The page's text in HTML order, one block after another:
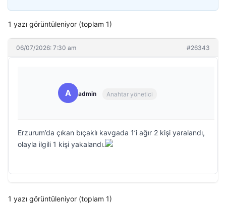
1 yazı görüntüleniyor (toplam 1)
06/07/2026: 7:30 am #26343
A admin Anahtar yönetici
Erzurum’da çıkan bıçaklı kavgada 1’i ağır 2 kişi yaralandı,
olayla ilgili 1 kişi yakalandı.
1 yazı görüntüleniyor (toplam 1)